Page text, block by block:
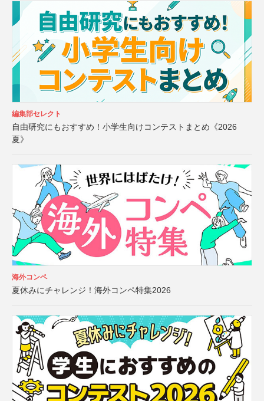
編集部セレクト
自由研究にもおすすめ！小学生向けコンテストまとめ《2026
夏》
海外コンペ
夏休みにチャレンジ！海外コンペ特集2026